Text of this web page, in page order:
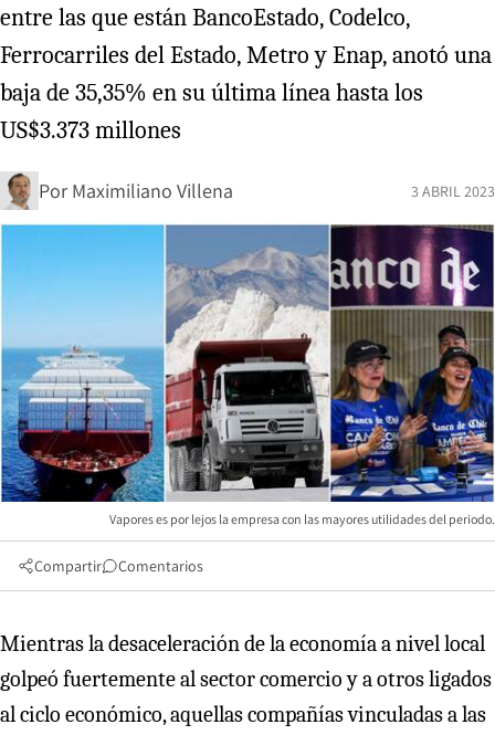
entre las que están BancoEstado, Codelco,
Ferrocarriles del Estado, Metro y Enap, anotó una
baja de 35,35% en su última línea hasta los
US$3.373 millones
Por Maximiliano Villena 3 ABRIL 2023
Vapores es por lejos la empresa con las mayores utilidades del periodo.
Compartir Comentarios
Mientras la desaceleración de la economía a nivel local
golpeó fuertemente al sector comercio y a otros ligados
al ciclo económico, aquellas compañías vinculadas a las